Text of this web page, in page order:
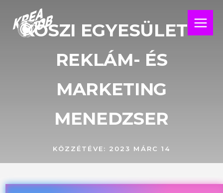
content
Main
Menu
KÖSZI EGYESÜLET –
REKLÁM- ÉS
MARKETING
MENEDZSER
KÖZZÉTÉVE: 2023 MÁRC 14